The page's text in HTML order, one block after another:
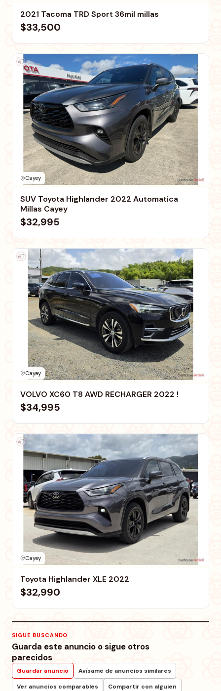
2021 Tacoma TRD Sport 36mil millas
$33,500
Cayey
SUV Toyota Highlander 2022 Automatica
Millas Cayey
$32,995
Cayey
VOLVO XC60 T8 AWD RECHARGER 2022 !
$34,995
Cayey
Toyota Highlander XLE 2022
$32,990
SIGUE BUSCANDO
Guarda este anuncio o sigue otros
parecidos
Guardar anuncio
Avísame de anuncios similares
Ver anuncios comparables
Compartir con alguien